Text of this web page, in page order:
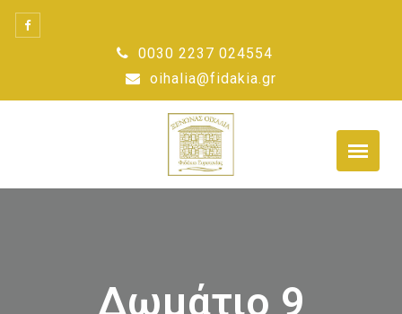
Skip
0030 2237 024554
oihalia@fidakia.gr
Δωμάτιο 9